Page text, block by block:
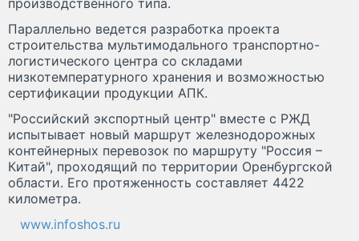
производственного типа.
Параллельно ведется разработка проекта
строительства мультимодального транспортно-
логистического центра со складами
низкотемпературного хранения и возможностью
сертификации продукции АПК.
"Российский экспортный центр" вместе с РЖД
испытывает новый маршрут железнодорожных
контейнерных перевозок по маршруту "Россия –
Китай", проходящий по территории Оренбургской
области. Его протяженность составляет 4422
километра.
www.infoshos.ru